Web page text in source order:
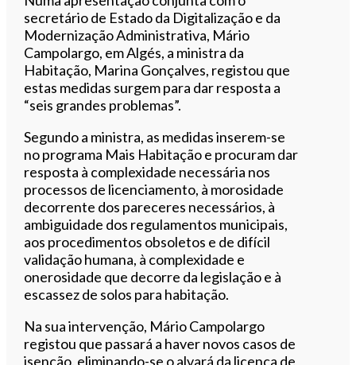
secretário de Estado da Digitalização e da
Modernização Administrativa, Mário
Campolargo, em Algés, a ministra da
Habitação, Marina Gonçalves, registou que
estas medidas surgem para dar resposta a
“seis grandes problemas”.
Segundo a ministra, as medidas inserem-se
no programa Mais Habitação e procuram dar
resposta à complexidade necessária nos
processos de licenciamento, à morosidade
decorrente dos pareceres necessários, à
ambiguidade dos regulamentos municipais,
aos procedimentos obsoletos e de difícil
validação humana, à complexidade e
onerosidade que decorre da legislação e à
escassez de solos para habitação.
Na sua intervenção, Mário Campolargo
registou que passará a haver novos casos de
isenção, eliminando-se o alvará da licença de